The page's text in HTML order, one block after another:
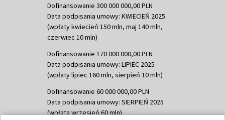
Dofinansowanie 300 000 000,00 PLN
Data podpisania umowy: KWIECIEŃ 2025
(wpłaty kwiecień 150 mln, maj 140 mln,
czerwiec 10 mln)
Dofinansowanie 170 000 000,00 PLN
Data podpisania umowy: LIPIEC 2025
(wpłaty lipiec 160 mln, sierpień 10 mln)
Dofinansowanie 60 000 000,00 PLN
Data podpisania umowy: SIERPIEŃ 2025
(wpłata wrzesień 60 mln)